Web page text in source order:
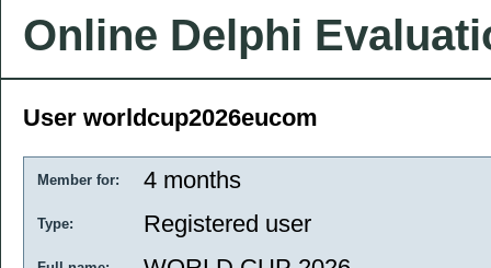
Online Delphi
User worldcup2026eucom
Member for: 4 months
Type: Registered user